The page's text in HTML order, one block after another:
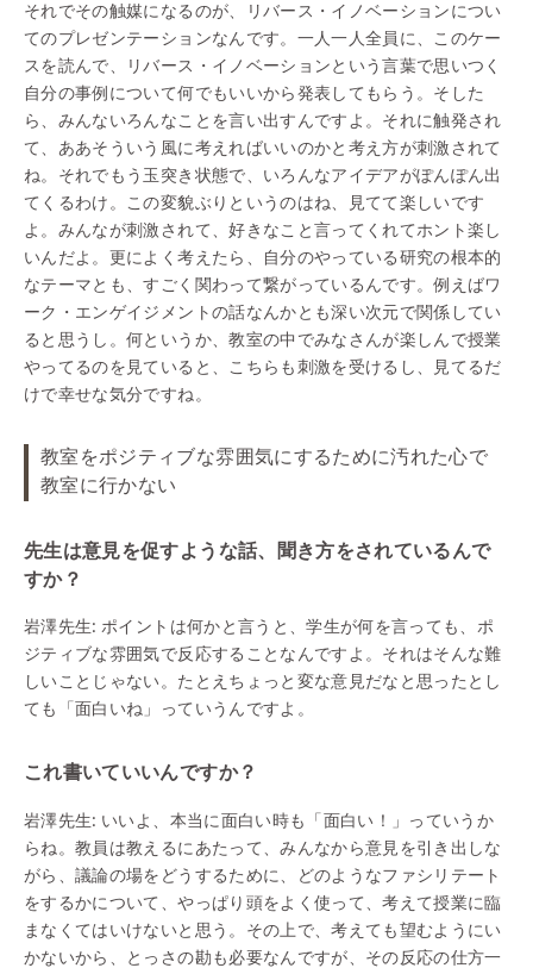
それでその触媒になるのが、リバース・イノベーションについ
てのプレゼンテーションなんです。一人一人全員に、このケー
スを読んで、リバース・イノベーションという言葉で思いつく
自分の事例について何でもいいから発表してもらう。そした
ら、みんないろんなことを言い出すんですよ。それに触発され
て、ああそういう風に考えればいいのかと考え方が刺激されて
ね。それでもう玉突き状態で、いろんなアイデアがぽんぽん出
てくるわけ。この変貌ぶりというのはね、見てて楽しいです
よ。みんなが刺激されて、好きなこと言ってくれてホント楽し
いんだよ。更によく考えたら、自分のやっている研究の根本的
なテーマとも、すごく関わって繋がっているんです。例えばワ
ーク・エンゲイジメントの話なんかとも深い次元で関係してい
ると思うし。何というか、教室の中でみなさんが楽しんで授業
やってるのを見ていると、こちらも刺激を受けるし、見てるだ
けで幸せな気分ですね。
教室をポジティブな雰囲気にするために汚れた心で
教室に行かない
先生は意見を促すような話、聞き方をされているんで
すか？
岩澤先生:ポイントは何かと言うと、学生が何を言っても、ポ
ジティブな雰囲気で反応することなんですよ。それはそんな難
しいことじゃない。たとえちょっと変な意見だなと思ったとし
ても「面白いね」っていうんですよ。
これ書いていいんですか？
岩澤先生: いいよ、本当に面白い時も「面白い！」っていうか
らね。教員は教えるにあたって、みんなから意見を引き出しな
がら、議論の場をどうするために、どのようなファシリテート
をするかについて、やっぱり頭をよく使って、考えて授業に臨
まなくてはいけないと思う。その上で、考えても望むようにい
かないから、とっさの勘も必要なんですが、その反応の仕方一